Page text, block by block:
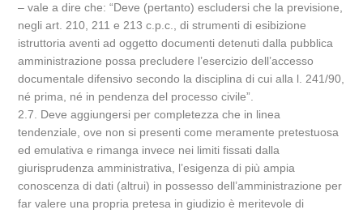
– vale a dire che: “Deve (pertanto) escludersi che la previsione,
negli art. 210, 211 e 213 c.p.c., di strumenti di esibizione
istruttoria aventi ad oggetto documenti detenuti dalla pubblica
amministrazione possa precludere l’esercizio dell’accesso
documentale difensivo secondo la disciplina di cui alla l. 241/90,
né prima, né in pendenza del processo civile”.
2.7. Deve aggiungersi per completezza che in linea
tendenziale, ove non si presenti come meramente pretestuosa
ed emulativa e rimanga invece nei limiti fissati dalla
giurisprudenza amministrativa, l’esigenza di più ampia
conoscenza di dati (altrui) in possesso dell’amministrazione per
far valere una propria pretesa in giudizio è meritevole di